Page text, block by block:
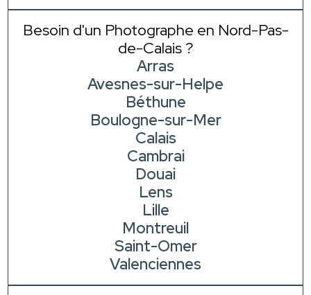
Besoin d'un Photographe en Nord-Pas-
de-Calais ?
Arras
Avesnes-sur-Helpe
Béthune
Boulogne-sur-Mer
Calais
Cambrai
Douai
Lens
Lille
Montreuil
Saint-Omer
Valenciennes